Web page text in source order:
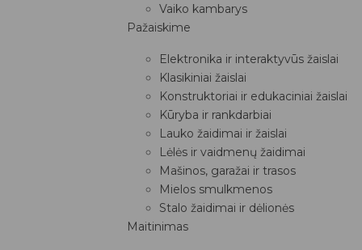
Vaiko kambarys
Pažaiskime
Elektronika ir interaktyvūs žaislai
Klasikiniai žaislai
Konstruktoriai ir edukaciniai žaislai
Kūryba ir rankdarbiai
Lauko žaidimai ir žaislai
Lėlės ir vaidmenų žaidimai
Mašinos, garažai ir trasos
Mielos smulkmenos
Stalo žaidimai ir dėlionės
Maitinimas